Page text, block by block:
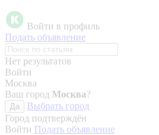
Войти в профиль
Подать объявление
Нет результатов
Войти
Москва
Ваш город Москва?
Да
Выбрать город
Город подтверждён
Войти Подать объявление